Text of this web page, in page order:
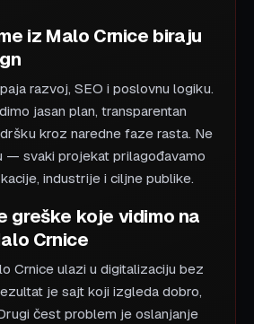
iz Malo Crnice biraju
razvoj, SEO i poslovnu logiku.
jasan plan, transparentan
kroz naredne faze rasta. Ne
— svaki projekat prilagođavamo
industrije i ciljne publike.
greške koje vidimo na
Crnice
Crnice ulazi u digitalizaciju bez
je sajt koji izgleda dobro,
čest problem je oslanjanje